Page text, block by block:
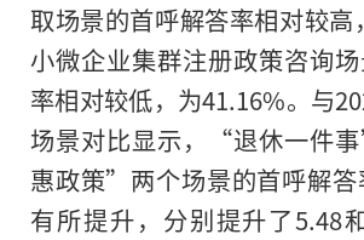
取场景的首呼解答率相对较高
小微企业集群注册政策咨询
率相对较低，为41.16%。与
场景对比显示，“退休一件
惠政策”两个场景的首呼解答
有所提升，分别提升了5.48